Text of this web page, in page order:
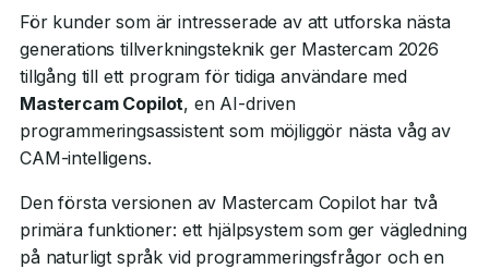
För kunder som är intresserade av att utforska nästa
generations tillverkningsteknik ger Mastercam 2026
tillgång till ett program för tidiga användare med
Mastercam Copilot, en AI-driven
programmeringsassistent som möjliggör nästa våg av
CAM-intelligens.
Den första versionen av Mastercam Copilot har två
primära funktioner: ett hjälpsystem som ger vägledning
på naturligt språk vid programmeringsfrågor och en